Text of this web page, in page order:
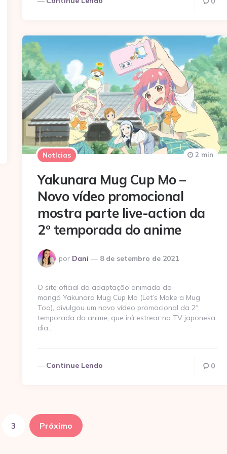
Notícias
Yakunara Mug Cup Mo –
Novo vídeo promocional
mostra parte live-action da
2º temporada do anime
Postado
por
por Dani 8 de setembro de 2021
2 min
O site oficial da adaptação animada do
mangá Yakunara Mug Cup Mo (Let’s Make a Mug
Too), divulgou um novo vídeo promocional da 2º
temporada do anime, que irá estrear na TV japonesa
dia…
Continue Lendo 0
3 Próximo